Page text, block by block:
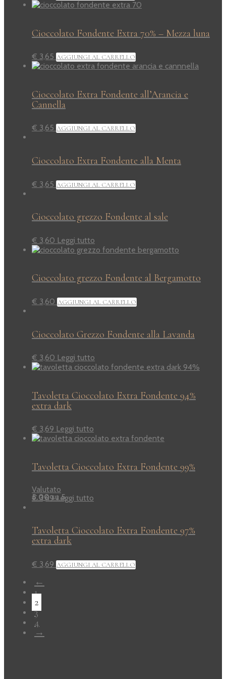
Cioccolato Fondente Extra 70% – Mezza luna
€ 3,65 AGGIUNGI AL CARRELLO
Cioccolato Extra Fondente all’Arancia e
Cannella
€ 3,65 AGGIUNGI AL CARRELLO
Cioccolato Extra Fondente alla Menta
€ 3,65 AGGIUNGI AL CARRELLO
Cioccolato grezzo Fondente al sale
€ 3,60 Leggi tutto
Cioccolato grezzo Fondente al Bergamotto
€ 3,60 AGGIUNGI AL CARRELLO
Cioccolato Grezzo Fondente alla Lavanda
€ 3,60 Leggi tutto
Tavoletta Cioccolato Extra Fondente 94%
extra dark
€ 3,69 Leggi tutto
Tavoletta Cioccolato Extra Fondente 99%
Valutato
5.00su 5
€3,69 Leggi tutto
Tavoletta Cioccolato Extra Fondente 97%
extra dark
€ 3,69 AGGIUNGI AL CARRELLO
←
1
2
3
4
→